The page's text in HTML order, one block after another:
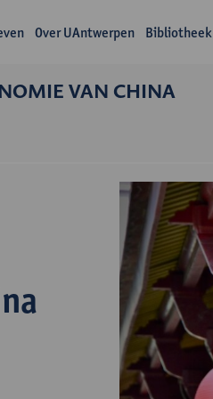
Over UAntwerpen Bibliotheek
VAN CHINA